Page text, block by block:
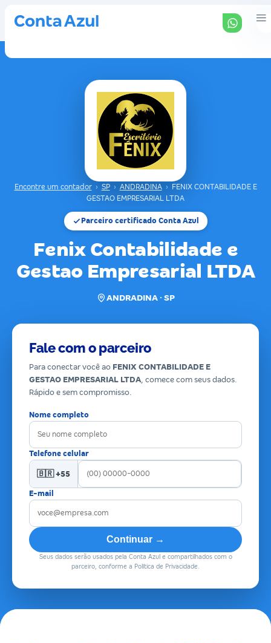
Encontre um contador › SP › ANDRADINA ›
FENIX CONTABILIDADE E
GESTAO EMPRESARIAL LTDA
Parceiro certificado Conta Azul
Fenix Contabilidade e
Gestao Empresarial LTDA
ANDRADINA · SP
Fale com o parceiro
Para conectar você ao FENIX CONTABILIDADE E
GESTAO EMPRESARIAL LTDA, comece com seus dados.
Rápido e sem compromisso.
Nome completo
Telefone celular
🇧🇷 +55
E-mail
Continuar →
Seus dados serão usados pela Conta Azul e compartilhados com o
parceiro, conforme a Política de Privacidade.